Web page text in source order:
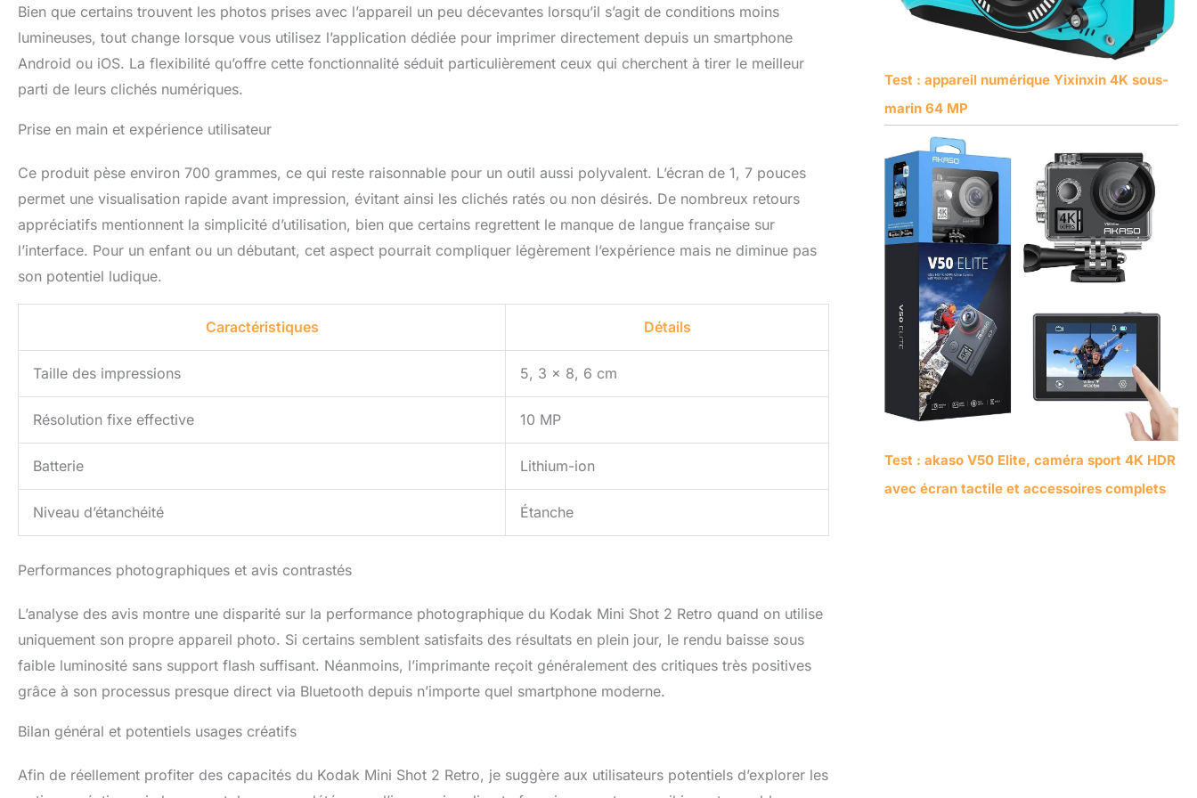
Bien que certains trouvent les photos prises avec l’appareil un peu décevantes lorsqu’il s’agit de conditions moins
lumineuses, tout change lorsque vous utilisez l’application dédiée pour imprimer directement depuis un smartphone
Android ou iOS. La flexibilité qu’offre cette fonctionnalité séduit particulièrement ceux qui cherchent à tirer le meilleur
parti de leurs clichés numériques.
Prise en main et expérience utilisateur
Ce produit pèse environ 700 grammes, ce qui reste raisonnable pour un outil aussi polyvalent. L’écran de 1, 7 pouces
permet une visualisation rapide avant impression, évitant ainsi les clichés ratés ou non désirés. De nombreux retours
appréciatifs mentionnent la simplicité d’utilisation, bien que certains regrettent le manque de langue française sur
l’interface. Pour un enfant ou un débutant, cet aspect pourrait compliquer légèrement l’expérience mais ne diminue pas
son potentiel ludique.
Caractéristiques Détails
Taille des impressions 5, 3 x 8, 6 cm
Résolution fixe effective 10 MP
Batterie Lithium-ion
Niveau d’étanchéité Étanche
Performances photographiques et avis contrastés
L’analyse des avis montre une disparité sur la performance photographique du Kodak Mini Shot 2 Retro quand on utilise
uniquement son propre appareil photo. Si certains semblent satisfaits des résultats en plein jour, le rendu baisse sous
faible luminosité sans support flash suffisant. Néanmoins, l’imprimante reçoit généralement des critiques très positives
grâce à son processus presque direct via Bluetooth depuis n’importe quel smartphone moderne.
Bilan général et potentiels usages créatifs
Afin de réellement profiter des capacités du Kodak Mini Shot 2 Retro, je suggère aux utilisateurs potentiels d’explorer les
Test : appareil numérique Yixinxin 4K sous-
marin 64 MP
Test : akaso V50 Elite, caméra sport 4K HDR
avec écran tactile et accessoires complets